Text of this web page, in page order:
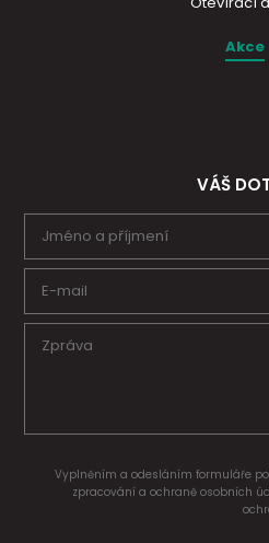
Akce
VÁŠ
Vyplněním a odesláním formuláře
zpracování a ochraně osobních